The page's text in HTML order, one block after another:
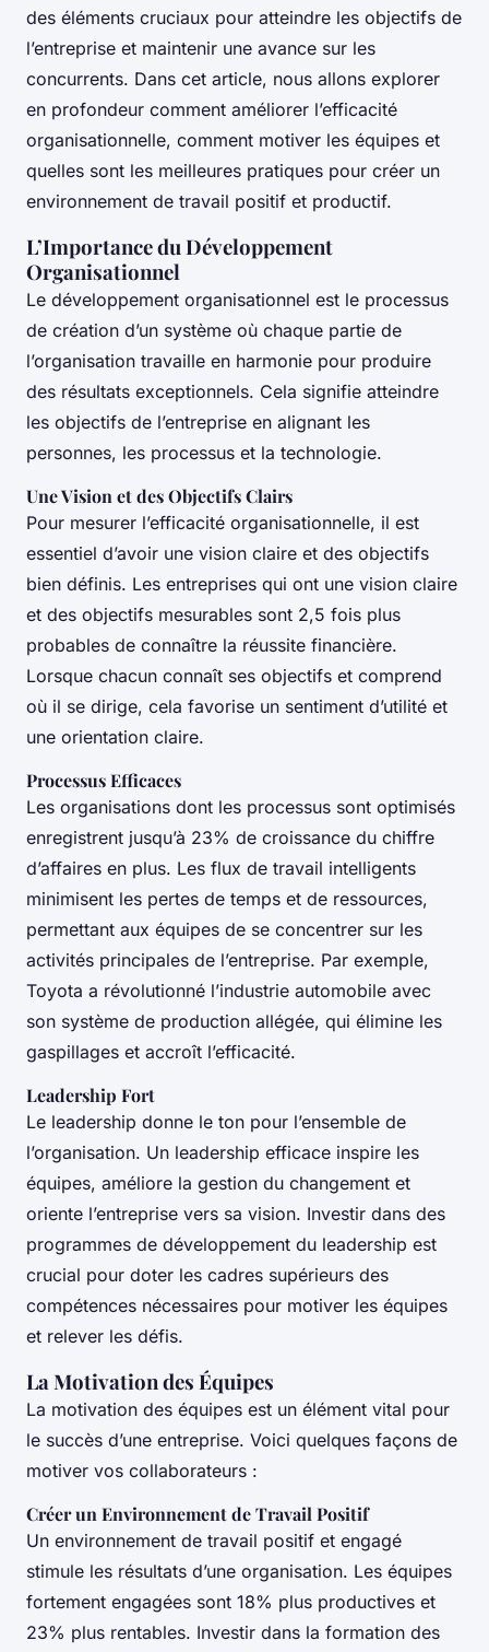
des éléments cruciaux pour atteindre les objectifs de
l’entreprise et maintenir une avance sur les
concurrents. Dans cet article, nous allons explorer
en profondeur comment améliorer l’efficacité
organisationnelle, comment motiver les équipes et
quelles sont les meilleures pratiques pour créer un
environnement de travail positif et productif.
L’Importance du Développement
Organisationnel
Le développement organisationnel est le processus
de création d’un système où chaque partie de
l’organisation travaille en harmonie pour produire
des résultats exceptionnels. Cela signifie atteindre
les objectifs de l’entreprise en alignant les
personnes, les processus et la technologie.
Une Vision et des Objectifs Clairs
Pour mesurer l’efficacité organisationnelle, il est
essentiel d’avoir une vision claire et des objectifs
bien définis. Les entreprises qui ont une vision claire
et des objectifs mesurables sont 2,5 fois plus
probables de connaître la réussite financière.
Lorsque chacun connaît ses objectifs et comprend
où il se dirige, cela favorise un sentiment d’utilité et
une orientation claire.
Processus Efficaces
Les organisations dont les processus sont optimisés
enregistrent jusqu’à 23% de croissance du chiffre
d’affaires en plus. Les flux de travail intelligents
minimisent les pertes de temps et de ressources,
permettant aux équipes de se concentrer sur les
activités principales de l’entreprise. Par exemple,
Toyota a révolutionné l’industrie automobile avec
son système de production allégée, qui élimine les
gaspillages et accroît l’efficacité.
Leadership Fort
Le leadership donne le ton pour l’ensemble de
l’organisation. Un leadership efficace inspire les
équipes, améliore la gestion du changement et
oriente l’entreprise vers sa vision. Investir dans des
programmes de développement du leadership est
crucial pour doter les cadres supérieurs des
compétences nécessaires pour motiver les équipes
et relever les défis.
La Motivation des Équipes
La motivation des équipes est un élément vital pour
le succès d’une entreprise. Voici quelques façons de
motiver vos collaborateurs :
Créer un Environnement de Travail Positif
Un environnement de travail positif et engagé
stimule les résultats d’une organisation. Les équipes
fortement engagées sont 18% plus productives et
23% plus rentables. Investir dans la formation des